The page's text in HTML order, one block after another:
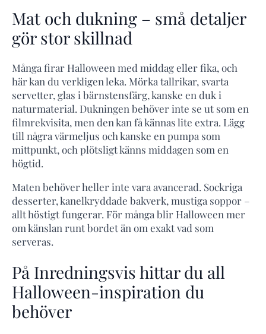
Mat och dukning – små detaljer
gör stor skillnad
Många firar Halloween med middag eller fika, och
här kan du verkligen leka. Mörka tallrikar, svarta
servetter, glas i bärnstensfärg, kanske en duk i
naturmaterial. Dukningen behöver inte se ut som en
filmrekvisita, men den kan få kännas lite extra. Lägg
till några värmeljus och kanske en pumpa som
mittpunkt, och plötsligt känns middagen som en
högtid.
Maten behöver heller inte vara avancerad. Sockriga
desserter, kanelkryddade bakverk, mustiga soppor –
allt höstigt fungerar. För många blir Halloween mer
om känslan runt bordet än om exakt vad som
serveras.
På Inredningsvis hittar du all
Halloween-inspiration du
behöver